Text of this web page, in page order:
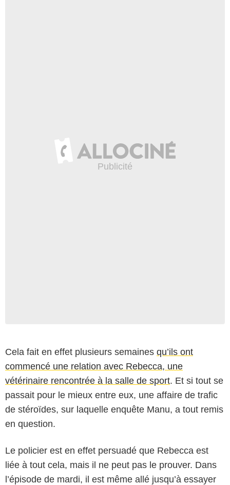
Cela fait en effet plusieurs semaines qu’ils ont
commencé une relation avec Rebecca, une
vétérinaire rencontrée à la salle de sport. Et si tout se
passait pour le mieux entre eux, une affaire de trafic
de stéroïdes, sur laquelle enquête Manu, a tout remis
en question.
Le policier est en effet persuadé que Rebecca est
liée à tout cela, mais il ne peut pas le prouver. Dans
l’épisode de mardi, il est même allé jusqu’à essayer